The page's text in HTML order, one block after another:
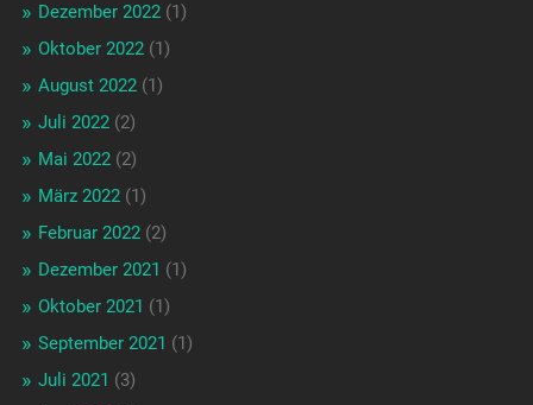
Dezember 2022(1)
Oktober 2022(1)
August 2022(1)
Juli 2022(2)
Mai 2022(2)
März 2022(1)
Februar 2022(2)
Dezember 2021 (1)
Oktober 2021 (1)
September 2021 (1)
Juli 2021 (3)